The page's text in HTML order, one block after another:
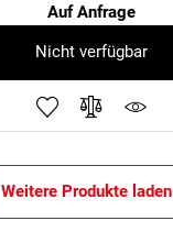
Auf Anfrage
Nicht verfügbar
Weitere Produkte laden